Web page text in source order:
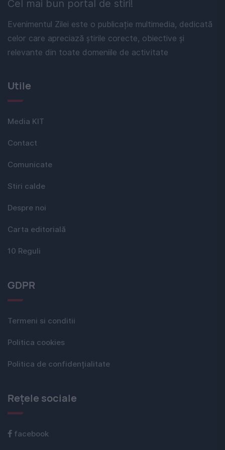
Cel mai bun portal de stiri!
Evenimentul Zilei este o publicație multimedia, dedicată
celor care apreciază știrile corecte, obiective și
relevante din toate domeniile de activitate
Utile
Media KIT
Contact
Comunicate
Stiri calde
Despre noi
Carta editorială
10 Reguli
GDPR
Termeni si conditii
Politica cookies
Politica de confidențialitate
Rețele sociale
facebook